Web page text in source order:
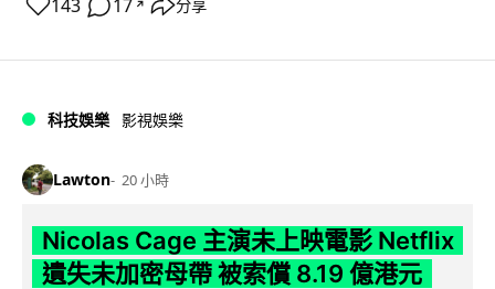
143 17 ↗ 分享
科技娛樂 影視娛樂
Lawton 20 小時
Nicolas Cage 主演未上映電影 Netflix
遺失未加密母帶 被索償 8.19 億港元